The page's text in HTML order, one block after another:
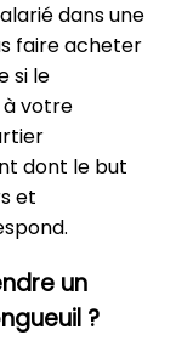
dans une
faire acheter
si le
votre
dont le but
et
un
?